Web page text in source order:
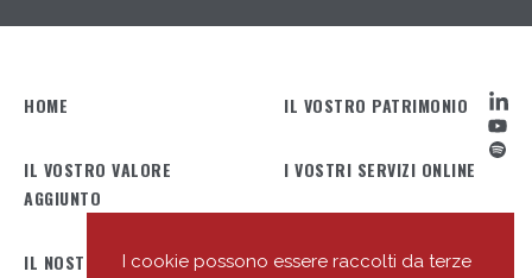
I cookie possono essere raccolti da terze
HOME IL VOSTRO PATRIMONIO
IL VOSTRO VALORE
AGGIUNTO
I VOSTRI SERVIZI ONLINE
IL NOSTRO PROFILO IL NOSTRO TEAM